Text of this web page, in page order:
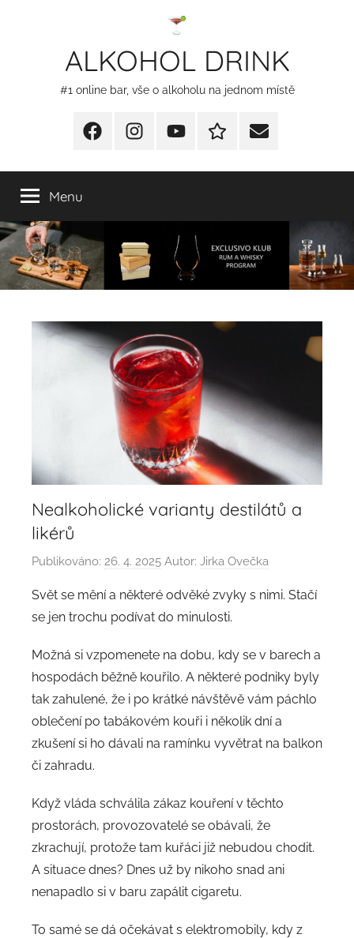
ALKOHOL DRINK
#1 online bar, vše o alkoholu na jednom místě
FacebookInstagram
YT
Redakční
E-
Menu
Nealkoholické varianty destilátů a
likérů
Publikováno: 26. 4. 2025 Autor: Jirka Ovečka
Svět se mění a některé odvěké zvyky s nimi. Stačí
se jen trochu podívat do minulosti.
Možná si vzpomenete na dobu, kdy se v barech a
hospodách běžně kouřilo. A některé podniky byly
tak zahulené, že i po krátké návštěvě vám páchlo
oblečení po tabákovém kouři i několik dní a
zkušení si ho dávali na ramínku vyvětrat na balkon
či zahradu.
Když vláda schválila zákaz kouření v těchto
prostorách, provozovatelé se obávali, že
zkrachují, protože tam kuřáci již nebudou chodit.
A situace dnes? Dnes už by nikoho snad ani
nenapadlo si v baru zapálit cigaretu.
To samé se dá očekávat s elektromobily, kdy z